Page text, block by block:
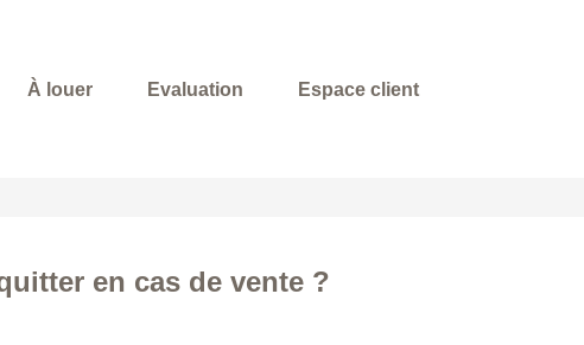
À louer Evaluation Espace client
en cas de vente ?